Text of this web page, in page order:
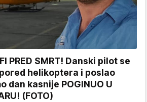
PRED SMRT! Danski pilot se
helikoptera i poslao
dan kasnije POGINUO U
(FOTO)